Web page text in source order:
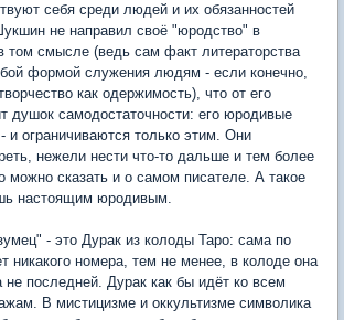
себя среди людей и их обязанностей
не направил своё "юродство" в
том смысле (ведь сам факт литераторства
формой служения людям - если конечно,
как одержимость), что от его
душок самодостаточности: его юродивые
и ограничиваются только этим. Они
нежели нести что-то дальше и тем более
можно сказать и о самом писателе. А такое
настоящим юродивым.
- это Дурак из колоды Таро: сама по
никакого номера, тем не менее, в колоде она
не последней. Дурак как бы идёт ко всем
В мистицизме и оккультизме символика